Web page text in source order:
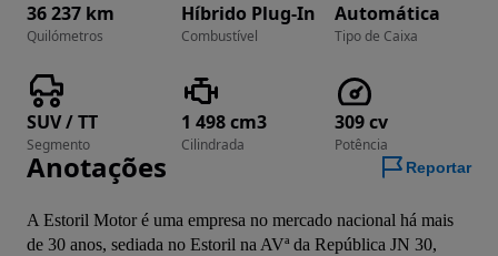
36 237 km
Quilómetros
Híbrido Plug-In
Combustível
Automática
Tipo de Caixa
SUV / TT
Segmento
1 498 cm3
Cilindrada
309 cv
Potência
Anotações Reportar
A Estoril Motor é uma empresa no mercado nacional há mais
de 30 anos, sediada no Estoril na AVª da República JN 30,